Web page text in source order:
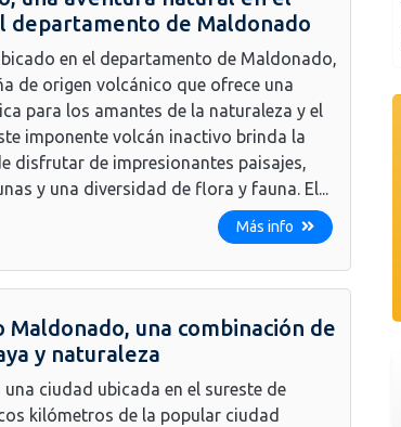
departamento de Maldonado
en el departamento de Maldonado,
de origen volcánico que ofrece una
para los amantes de la naturaleza y el
imponente volcán inactivo brinda la
disfrutar de impresionantes paisajes,
y una diversidad de flora y fauna. El...
Más info
Maldonado, una combinación de
y naturaleza
ciudad ubicada en el sureste de
kilómetros de la popular ciudad